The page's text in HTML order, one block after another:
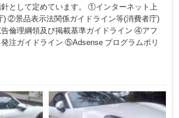
として定めています。 ①インターネット上
) ②景品表示法関係ガイドライン等(消費者庁)
倫理綱領及び掲載基準ガイドライン ④アフ
発注ガイドライン ⑤Adsense プログラムポリ